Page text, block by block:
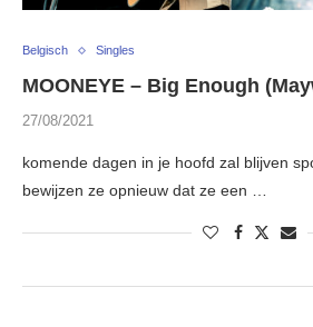
Belgisch Singles
MOONEYE – Big Enough
27/08/2021
komende dagen in je hoofd zal blijven
bewijzen ze opnieuw dat ze een …